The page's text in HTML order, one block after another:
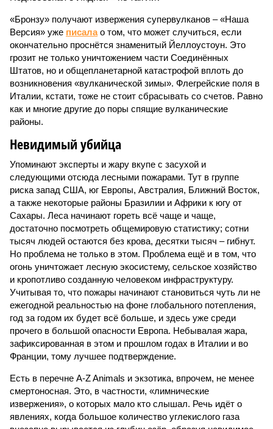
«Бронзу» получают извержения супервулканов – «Наша
Версия» уже писалао том, что может случиться, если
окончательно проснётся знаменитый Йеллоустоун. Это
грозит не только уничтожением части Соединённых
Штатов, но и общепланетарной катастрофой вплоть до
возникновения «вулканической зимы». Флегрейские поля в
Италии, кстати, тоже не стоит сбрасывать со счетов. Равно
как и многие другие до поры спящие вулканические
районы.
Невидимый убийца
Упоминают эксперты и жару вкупе с засухой и
следующими отсюда лесными пожарами. Тут в группе
риска запад США, юг Европы, Австралия, Ближний Восток,
а также некоторые районы Бразилии и Африки к югу от
Сахары. Леса начинают гореть всё чаще и чаще,
достаточно посмотреть общемировую статистику; сотни
тысяч людей остаются без крова, десятки тысяч – гибнут.
Но проблема не только в этом. Проблема ещё и в том, что
огонь уничтожает лесную экосистему, сельское хозяйство
и кропотливо созданную человеком инфраструктуру.
Учитывая то, что пожары начинают становиться чуть ли не
ежегодной реальностью на фоне глобального потепления,
год за годом их будет всё больше, и здесь уже среди
прочего в большой опасности Европа. Небывалая жара,
зафиксированная в этом и прошлом годах в Италии и во
Франции, тому лучшее подтверждение.
Есть в перечне A-Z Animals и экзотика, впрочем, не менее
смертоносная. Это, в частности, «лимнические
извержения», о которых мало кто слышал. Речь идёт о
явлениях, когда большое количество углекислого газа